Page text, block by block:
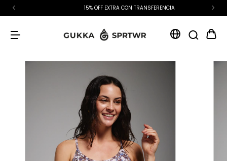
15% OFF EXTRA CON TRANSFERENCIA